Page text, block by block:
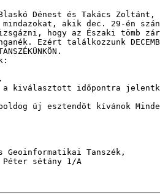
Dénest és Takács
akik dec. 29-én
hogy az Északi tömb
Ezért találkozzunk
a kiválasztott időpontra
új esztendőt kívánok
Geoinformatikai Tanszék,
Péter sétány 1/A